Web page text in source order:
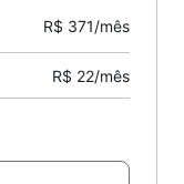
R$ 371/mês
R$ 22/mês